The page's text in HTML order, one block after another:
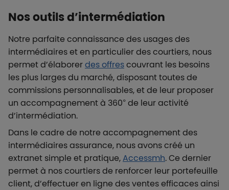
Nos outils d’intermédiation
Notre parfaite connaissance des usages des
intermédiaires et en particulier des courtiers, nous
permet d’élaborerdes offrescouvrant les besoins
les plus larges du marché, disposant toutes de
commissions personnalisables, et de leur proposer
un accompagnement à 360° de leur activité
d’intermédiation.
Dans le cadre de notre accompagnement des
intermédiaires assurance, nous avons créé un
extranet simple et pratique,Accessmh. Ce dernier
permet à nos courtiers de renforcer leur portefeuille
client, d’effectuer en ligne des ventes efficaces ainsi